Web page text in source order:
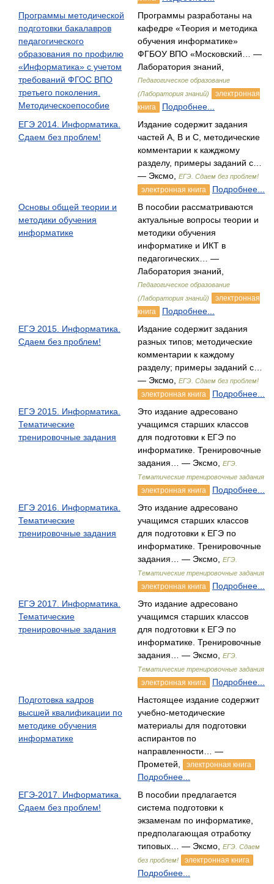
Программы методической
подготовки бакалавров
педагогического
образования по профилю
«Информатика» с учетом
требований ФГОС ВПО
третьего поколения.
Методическоепособие
Программы разработаны на
кафедре «Теория и методика
обучения информатике»
ФГБОУ ВПО «Московский… —
Лаборатория знаний,
Педагогическое образование
(Лаборатория знаний)
электронная
книга
Подробнее...
ЕГЭ 2014. Информатика.
Сдаем без проблем!
Издание содержит задания
частей А, В и С, методические
комментарии к кажджому
разделу, примеры заданий с…
— Эксмо,
ЕГЭ. Сдаем без проблем!
электронная книга
Подробнее...
Основы общей теории и
методики обучения
информатике
В пособии рассматриваются
актуальные вопросы теории и
методики обучения
информатике и ИКТ в
педагогических… —
Лаборатория знаний,
Педагогическое образование
(Лаборатория знаний)
электронная
книга
Подробнее...
ЕГЭ 2015. Информатика.
Сдаем без проблем!
Издание содержит задания
разных типов; методические
комментарии к каждому
разделу; примеры заданий с…
— Эксмо,
ЕГЭ. Сдаем без проблем!
электронная книга
Подробнее...
ЕГЭ 2015. Информатика.
Тематические
тренировочные задания
Это издание адресовано
учащимся старших классов
для подготовки к ЕГЭ по
информатике. Тренировочные
задания… — Эксмо,
ЕГЭ.
Тематические тренировочные задания
электронная книга
Подробнее...
ЕГЭ 2016. Информатика.
Тематические
тренировочные задания
Это издание адресовано
учащимся старших классов
для подготовки к ЕГЭ по
информатике. Тренировочные
задания… — Эксмо,
ЕГЭ.
Тематические тренировочные задания
электронная книга
Подробнее...
ЕГЭ 2017. Информатика.
Тематические
тренировочные задания
Это издание адресовано
учащимся старших классов
для подготовки к ЕГЭ по
информатике. Тренировочные
задания… — Эксмо,
ЕГЭ.
Тематические тренировочные задания
электронная книга
Подробнее...
Подготовка кадров
высшей квалификации по
методике обучения
информатике
Настоящее издание содержит
учебно-методические
материалы для подготовки
аспирантов по
направленности… —
Прометей,
электронная книга
Подробнее...
ЕГЭ-2017. Информатика.
Сдаем без проблем!
В пособии предлагается
система подготовки к
экзаменам по информатике,
предполагающая отработку
типовых… — Эксмо,
ЕГЭ. Сдаем
без проблем!
электронная книга
Подробнее...